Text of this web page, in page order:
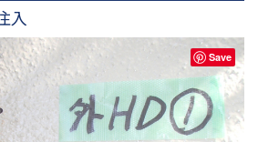
入
Save